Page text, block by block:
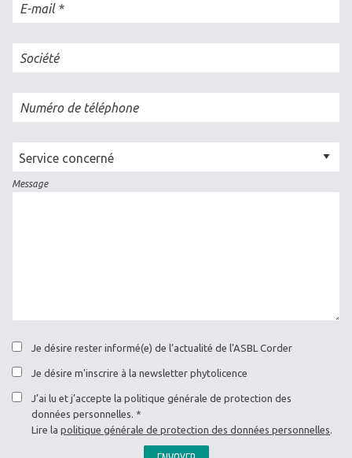
E-mail
Société
Numéro de téléphone
Cellule
concernée
Message
Je désire rester informé(e) de l’actualité de l'ASBL Corder
Je désire m'inscrire à la newsletter phytolicence
J’ai lu et j’accepte la politique générale de protection des
données personnelles.
Lire la politique générale de protection des données personnelles.